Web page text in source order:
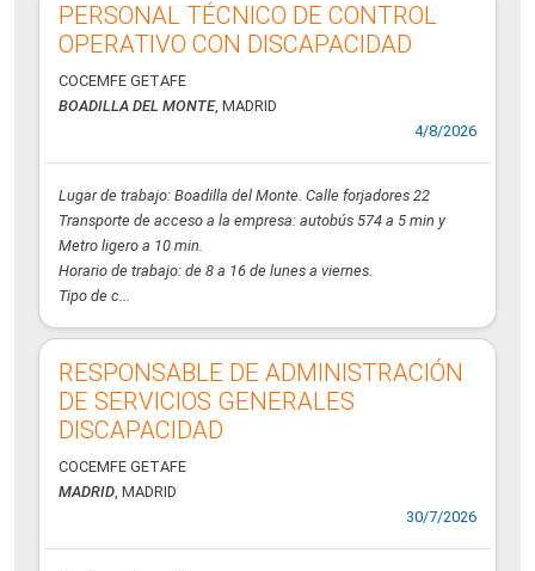
PERSONAL TÉCNICO DE CONTROL
OPERATIVO CON DISCAPACIDAD
COCEMFE GETAFE
BOADILLA DEL MONTE, MADRID
4/8/2026
Lugar de trabajo: Boadilla del Monte. Calle forjadores 22
Transporte de acceso a la empresa: autobús 574 a 5 min y
Metro ligero a 10 min.
Horario de trabajo: de 8 a 16 de lunes a viernes.
Tipo de c...
RESPONSABLE DE ADMINISTRACIÓN
DE SERVICIOS GENERALES
DISCAPACIDAD
COCEMFE GETAFE
MADRID, MADRID
30/7/2026